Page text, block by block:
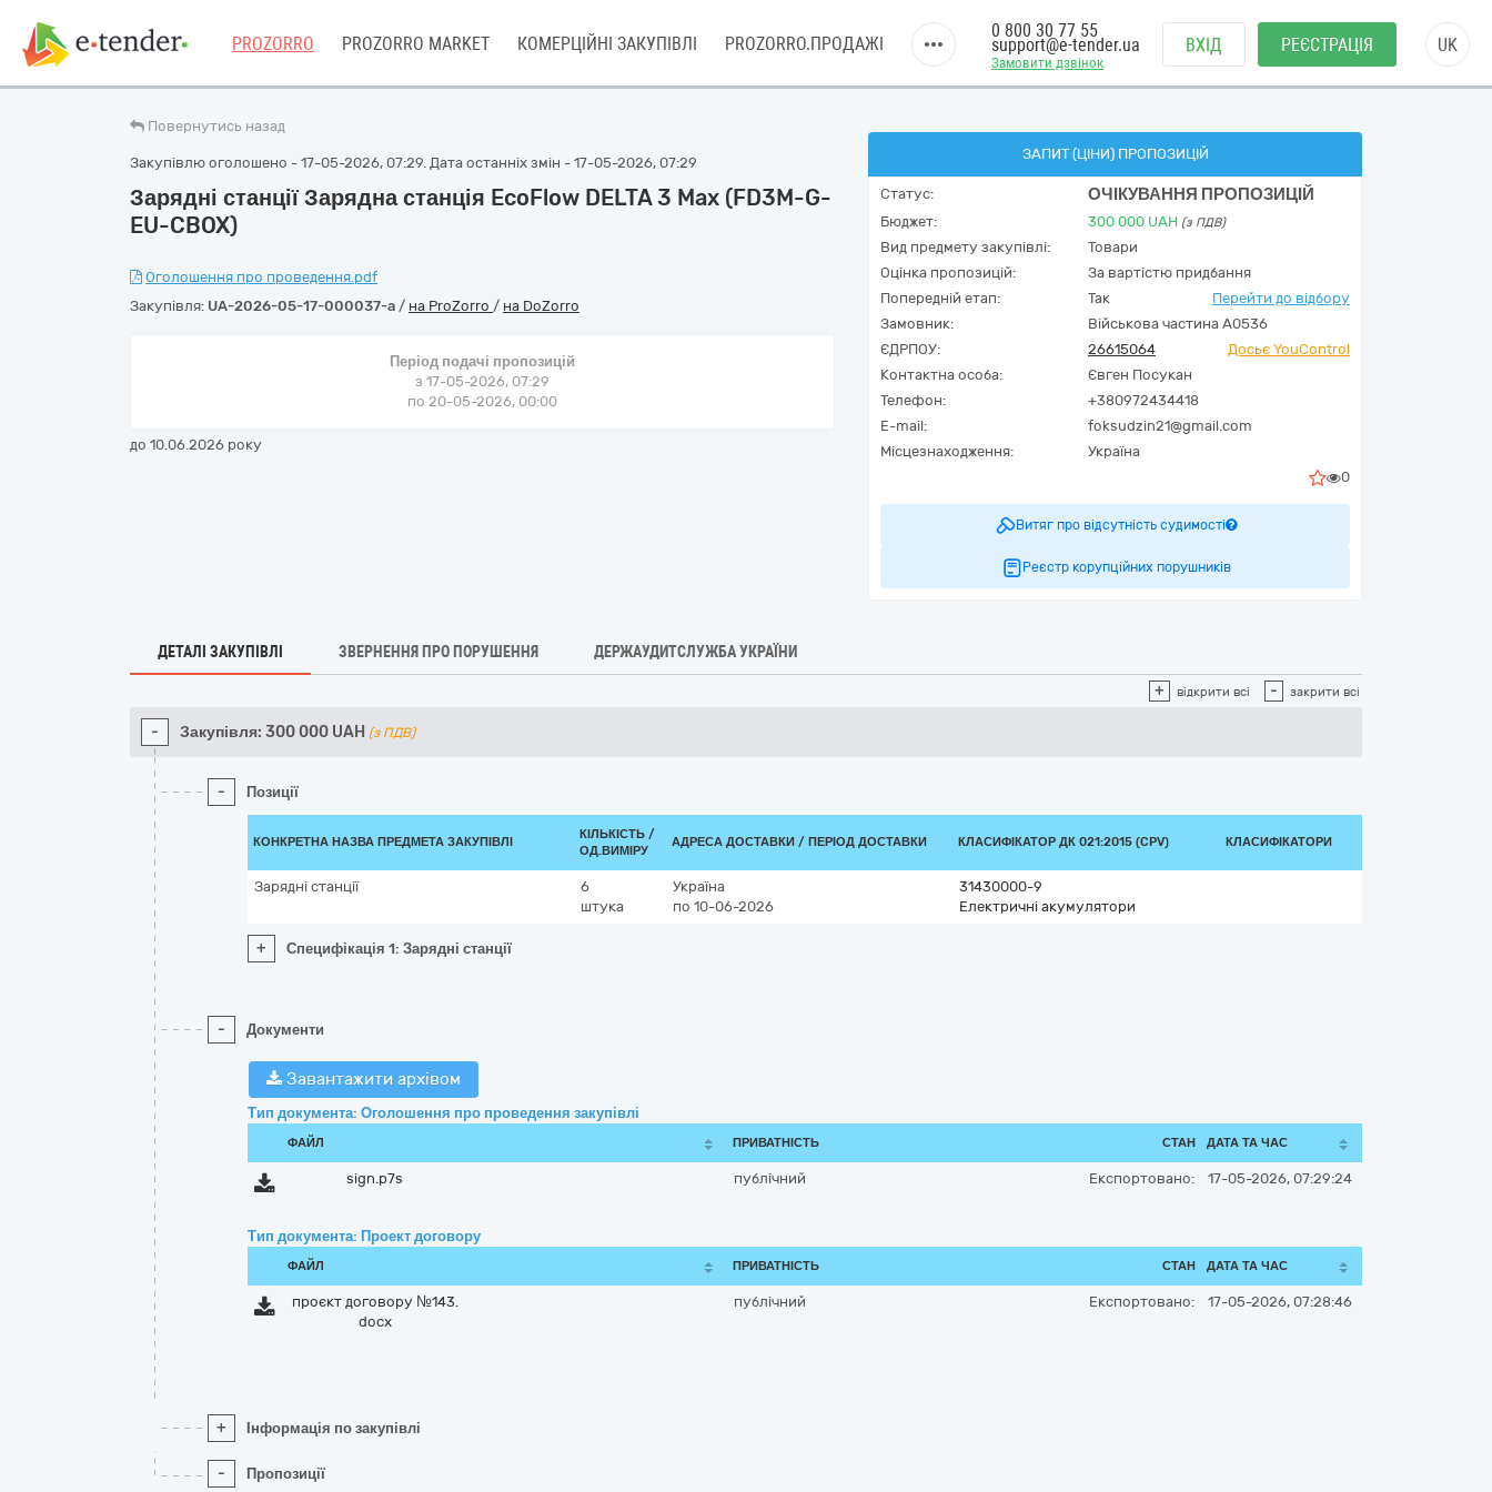
PROZORRO PROZORRO MARKET КОМЕРЦІЙНІ ЗАКУПІВЛІ PROZORRO.ПРОДАЖІ
Замовити дзвінок
0 800 30 77 55
support@e-tender.ua ВХІД РЕЄСТРАЦІЯ UK
Повернутись назад
Закупівлю оголошено - 17-05-2026, 07:29. Дата останніх змін - 17-05-2026, 07:29
Зарядні станції Зарядна станція EcoFlow DELTA 3 Max (FD3M-G-
EU-CBOX)
Оголошення про проведення.pdf
Закупівля: UA-2026-05-17-000037-a / на ProZorro / на DoZorro
Період подачі пропозицій
з 17-05-2026, 07:29
по 20-05-2026, 00:00
до 10.06.2026 року
ЗАПИТ (ЦІНИ) ПРОПОЗИЦІЙ
Статус: ОЧІКУВАННЯ ПРОПОЗИЦІЙ
Бюджет: 300 000 UAH (з ПДВ)
Вид предмету закупівлі:
Товари
Оцінка пропозицій:
За вартістю придбання
Попередній етап:
Так
Перейти до відбору
Замовник:
Військова частина А0536
ЄДРПОУ:
26615064
Досьє YouControl
Контактна особа:
Євген Посукан
Телефон:
+380972434418
E-mail:
foksudzin21@gmail.com
Місцезнаходження:
Україна
0
Витяг про відсутність судимості
Реєстр корупційних порушників
ДЕТАЛІ ЗАКУПІВЛІ ЗВЕРНЕННЯ ПРО ПОРУШЕННЯ ДЕРЖАУДИТСЛУЖБА УКРАЇНИ
+ відкрити всі - закрити всі
- Закупівля: 300 000 UAH (з ПДВ)
- Позиції
КОНКРЕТНА НАЗВА ПРЕДМЕТА ЗАКУПІВЛІ
КІЛЬКІСТЬ /
ОД.ВИМІРУ
АДРЕСА ДОСТАВКИ / ПЕРІОД ДОСТАВКИ КЛАСИФІКАТОР ДК 021:2015 (CPV) КЛАСИФІКАТОРИ
Зарядні станції
6
штука
Україна
по 10-06-2026
31430000-9
Електричні акумулятори
+ Специфікація 1: Зарядні станції
- Документи
Завантажити архівом
Тип документа: Оголошення про проведення закупівлі
ФАЙЛ ПРИВАТНІСТЬ СТАН ДАТА ТА ЧАС
sign.p7s публічний Експортовано: 17-05-2026, 07:29:24
Тип документа: Проект договору
ФАЙЛ ПРИВАТНІСТЬ СТАН ДАТА ТА ЧАС
проєкт договору №143.
docx
публічний Експортовано: 17-05-2026, 07:28:46
+ Інформація по закупівлі
- Пропозиції